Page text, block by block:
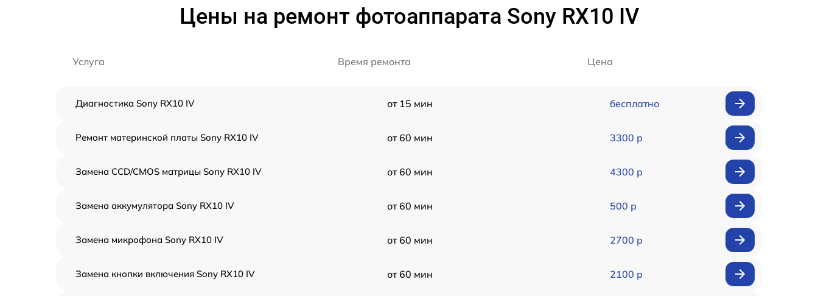
Цены на ремонт фотоаппарата Sony RX10 IV
Услуга Время ремонта Цена
Диагностика Sony RX10 IV от 15 мин бесплатно
Ремонт материнской платы Sony RX10 IV от 60 мин 3300 р
Замена CCD/CMOS матрицы Sony RX10 IV от 60 мин 4300 р
Замена аккумулятора Sony RX10 IV от 60 мин 500 р
Замена микрофона Sony RX10 IV от 60 мин 2700 р
Замена кнопки включения Sony RX10 IV от 60 мин 2100 р